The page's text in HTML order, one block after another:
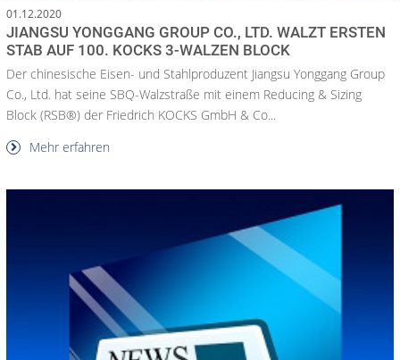
01.12.2020
JIANGSU YONGGANG GROUP CO., LTD. WALZT ERSTEN
STAB AUF 100. KOCKS 3-WALZEN BLOCK
Der chinesische Eisen- und Stahlproduzent Jiangsu Yonggang Group
Co., Ltd. hat seine SBQ-Walzstraße mit einem Reducing & Sizing
Block (RSB®) der Friedrich KOCKS GmbH & Co...
Mehr erfahren